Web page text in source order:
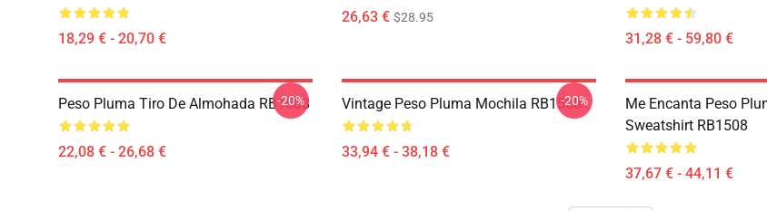
18,29 € - 20,70 €
26,63 € $28.95
31,28 € - 59,80 €
Peso Pluma Tiro De Almohada RB1508
22,08 € - 26,68 €
-20% Vintage Peso Pluma Mochila RB1508
33,94 € - 38,18 €
-20%
Me Encanta Peso
Sweatshirt RB1508
37,67 € - 44,11 €